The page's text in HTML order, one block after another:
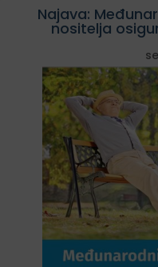
Najava:
nositelja